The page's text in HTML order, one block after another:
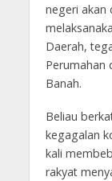
negeri akan
Daerah,
Perumahan
Banah.
Beliau
kegagalan
kali
rakyat